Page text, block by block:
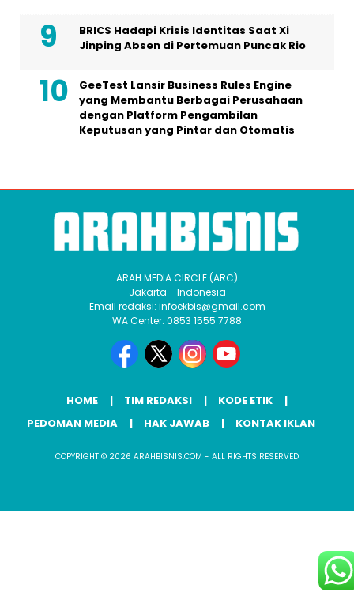
BRICS Hadapi Krisis Identitas Saat Xi
Jinping Absen di Pertemuan Puncak Rio
GeeTest Lansir Business Rules Engine
yang Membantu Berbagai Perusahaan
dengan Platform Pengambilan
Keputusan yang Pintar dan Otomatis
ARAH MEDIA CIRCLE (ARC)
Jakarta - Indonesia
Email redaksi: infoekbis@gmail.com
WA Center: 0853 1555 7788
HOME TIM REDAKSI
KODE ETIK
PEDOMAN MEDIA
HAK JAWAB KONTAK IKLAN
COPYRIGHT © 2026 ARAHBISNIS.COM - ALL RIGHTS RESERVED